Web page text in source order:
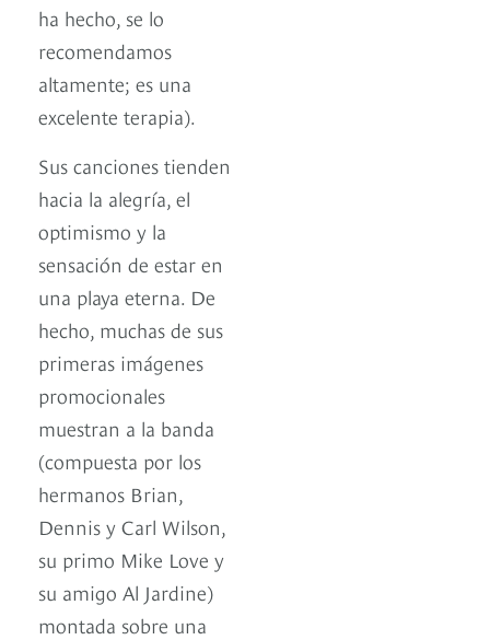
ha hecho, se lo
recomendamos
altamente; es una
excelente terapia).
Sus canciones tienden
hacia la alegría, el
optimismo y la
sensación de estar en
una playa eterna. De
hecho, muchas de sus
primeras imágenes
promocionales
muestran a la banda
(compuesta por los
hermanos Brian,
Dennis y Carl Wilson,
su primo Mike Love y
su amigo Al Jardine)
montada sobre una